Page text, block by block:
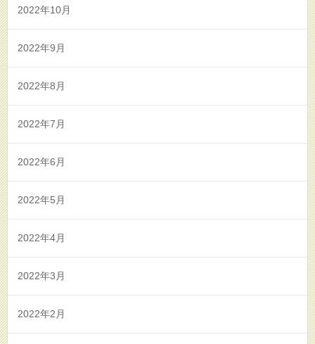
2022年10月
2022年9月
2022年8月
2022年7月
2022年6月
2022年5月
2022年4月
2022年3月
2022年2月